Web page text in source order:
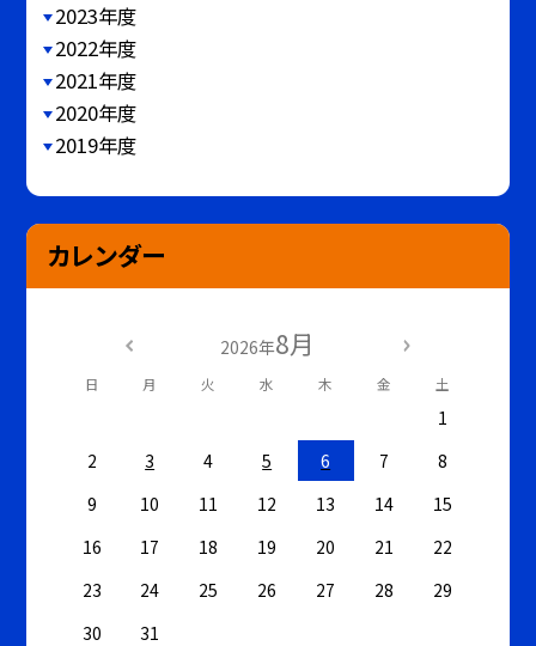
2023年度
2022年度
2021年度
2020年度
2019年度
カレンダー
2026年8月
日 月 火 水 木 金 土
1
2
3 4 5 6 7
8
9
10 11 12 13 14
15
16
17 18 19 20 21
22
23
24 25 26 27 28
29
30
31